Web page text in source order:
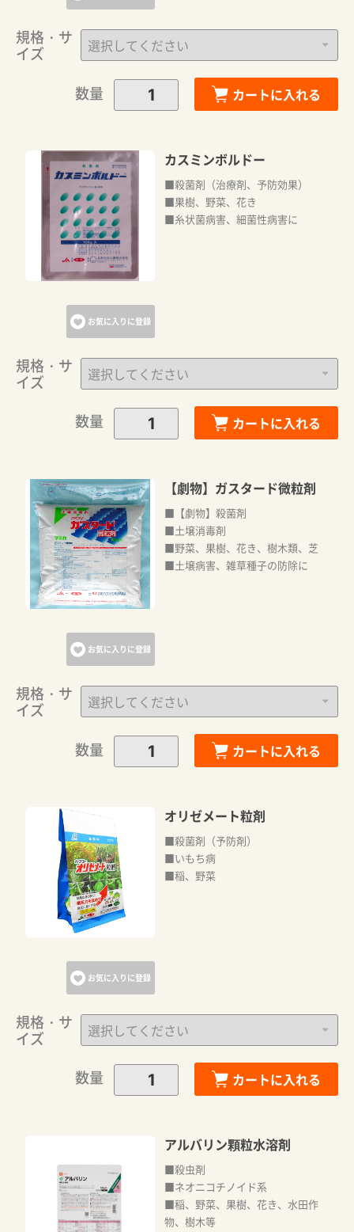
規格・サ
イズ
数量
カートに入れる
お気に入りに登録
カスミンボルドー
■殺菌剤（治療剤、予防効果）
■果樹、野菜、花き
■糸状菌病害、細菌性病害に
規格・サ
イズ
数量
カートに入れる
お気に入りに登録
【劇物】ガスタード微粒剤
■【劇物】殺菌剤
■土壌消毒剤
■野菜、果樹、花き、樹木類、芝
■土壌病害、雑草種子の防除に
規格・サ
イズ
数量
カートに入れる
お気に入りに登録
オリゼメート粒剤
■殺菌剤（予防剤）
■いもち病
■稲、野菜
規格・サ
イズ
数量
カートに入れる
アルバリン顆粒水溶剤
■殺虫剤
■ネオニコチノイド系
■稲、野菜、果樹、花き、水田作
物、樹木等